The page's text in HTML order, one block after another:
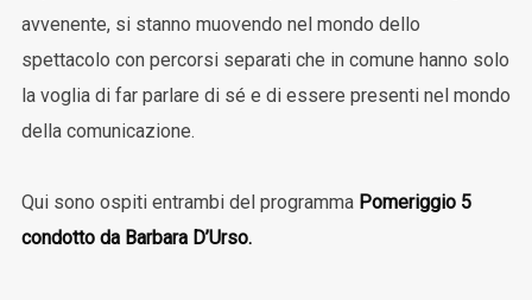
avvenente, si stanno muovendo nel mondo dello
spettacolo con percorsi separati che in comune hanno solo
la voglia di far parlare di sé e di essere presenti nel mondo
della comunicazione.
Qui sono ospiti entrambi del programma Pomeriggio 5
condotto da Barbara D’Urso.